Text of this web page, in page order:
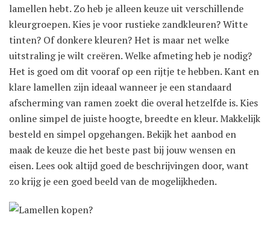
lamellen hebt. Zo heb je alleen keuze uit verschillende
kleurgroepen. Kies je voor rustieke zandkleuren? Witte
tinten? Of donkere kleuren? Het is maar net welke
uitstraling je wilt creëren. Welke afmeting heb je nodig?
Het is goed om dit vooraf op een rijtje te hebben. Kant en
klare lamellen zijn ideaal wanneer je een standaard
afscherming van ramen zoekt die overal hetzelfde is. Kies
online simpel de juiste hoogte, breedte en kleur. Makkelijk
besteld en simpel opgehangen. Bekijk het aanbod en
maak de keuze die het beste past bij jouw wensen en
eisen. Lees ook altijd goed de beschrijvingen door, want
zo krijg je een goed beeld van de mogelijkheden.